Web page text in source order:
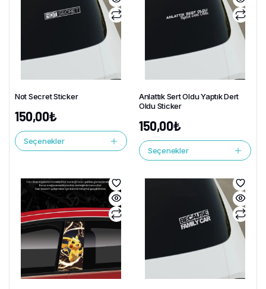
Not Secret Sticker
150,00₺
Seçenekler
Anlattık Sert Oldu Yaptık Dert
Oldu Sticker
150,00₺
Seçenekler